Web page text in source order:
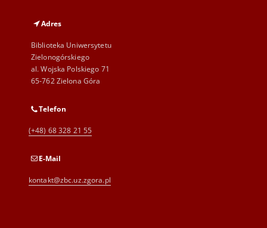
Adres
Biblioteka Uniwersytetu
Zielonogórskiego
al. Wojska Polskiego 71
65-762 Zielona Góra
Telefon
(+48) 68 328 21 55
E-Mail
kontakt@zbc.uz.zgora.pl